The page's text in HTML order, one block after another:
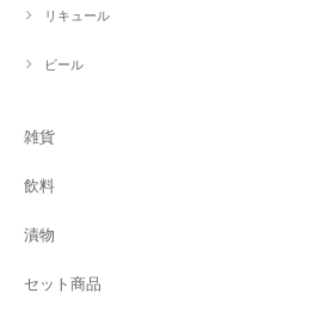
リキュール
ビール
雑貨
飲料
漬物
セット商品